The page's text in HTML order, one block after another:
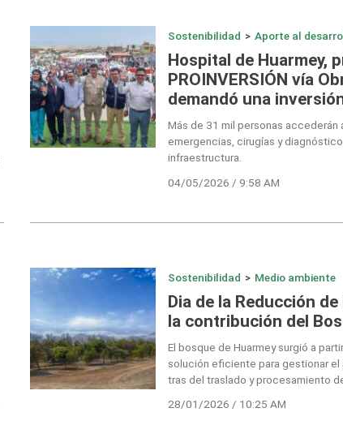
Sostenibilidad > Aporte al
Hospital de Huarmey,
PROINVERSIÓN vía
demandó una
Más de 31 mil personas accederán
emergencias, cirugías y
infraestructura.
04/05/2026 / 9:58 AM
Sostenibilidad > Medio ambiente
Dia de la Reducción
la contribución del
El bosque de Huarmey surgió a
solución eficiente para gestionar el
tras del traslado y procesamiento
28/01/2026 / 10:25 AM